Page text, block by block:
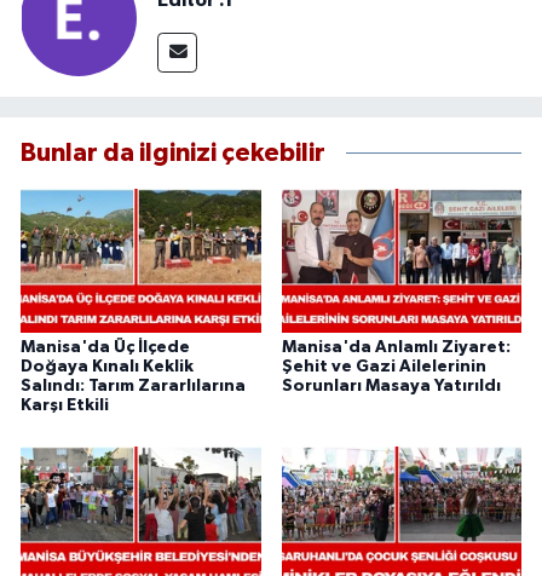
Bunlar da ilginizi çekebilir
Manisa'da Üç İlçede
Doğaya Kınalı Keklik
Salındı: Tarım Zararlılarına
Karşı Etkili
Manisa'da Anlamlı Ziyaret:
Şehit ve Gazi Ailelerinin
Sorunları Masaya Yatırıldı